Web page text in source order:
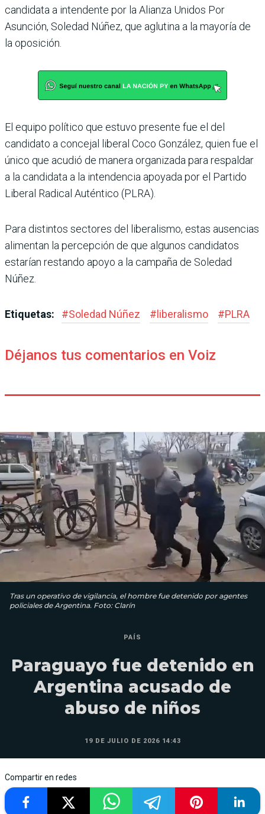
candidata a inten­dente por la Alianza Unidos Por
Asunción, Soledad Núñez, que aglutina a la mayoría de
la oposición.
El equipo político que estuvo presente fue el del
candidato a concejal liberal Coco González, quien fue el
único que acudió de manera organizada para respaldar
a la candidata a la intendencia apoyada por el Partido
Libe­ral Radical Auténtico (PLRA).
Para distintos sectores del liberalismo, estas ausencias
alimentan la percepción de que algunos candidatos
esta­rían restando apoyo a la cam­paña de Soledad
Núñez.
Etiquetas: #Soledad Núñez # liberalismo #PLRA
Déjanos tus comentarios en Voiz
Tras un operativo de vigilancia, el hombre fue detenido por agentes
policiales de Argentina. Foto: Clarín
PAÍS
Paraguayo fue detenido en
Argentina acusado de
abuso de niños
19 DE JULIO DE 2026 14:43
Compartir en redes